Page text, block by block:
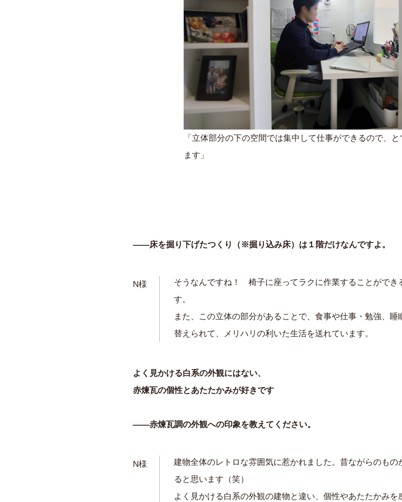
「立体部分の下の空間では集中して仕事ができるので、
ます」
——床を掘り下げたつくり（※掘り込み床）は１階だけなんですよ。
N様
そうなんですね！ 椅子に座ってラクに作業することができ
す。
また、この立体の部分があることで、食事や仕事・勉強、睡
替えられて、メリハリの利いた生活を送れています。
よく見かける白系の外観にはない、
赤煉瓦の個性とあたたかみが好きです
——赤煉瓦調の外観への印象を教えてください。
N様
建物全体のレトロな雰囲気に惹かれました。昔ながらのも
ると思います（笑）
よく見かける白系の外観の建物と違い、個性やあたたかみを